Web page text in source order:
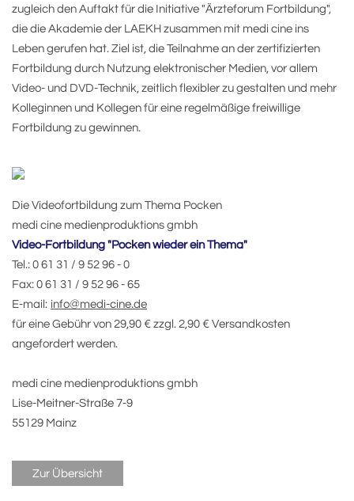
zugleich den Auftakt für die Initiative "Ärzteforum Fortbildung",
die die Akademie der LAEKH zusammen mit medi cine ins
Leben gerufen hat. Ziel ist, die Teilnahme an der zertifizierten
Fortbildung durch Nutzung elektronischer Medien, vor allem
Video- und DVD-Technik, zeitlich flexibler zu gestalten und mehr
Kolleginnen und Kollegen für eine regelmäßige freiwillige
Fortbildung zu gewinnen.
Die Videofortbildung zum Thema Pocken
medi cine medienproduktions gmbh
Video-Fortbildung "Pocken wieder ein Thema"
Tel.: 0 61 31 / 9 52 96 - 0
Fax: 0 61 31 / 9 52 96 - 65
E-mail: info@medi-cine.de
für eine Gebühr von 29,90 € zzgl. 2,90 € Versandkosten
angefordert werden.
medi cine medienproduktions gmbh
Lise-Meitner-Straße 7-9
55129 Mainz
Zur Übersicht